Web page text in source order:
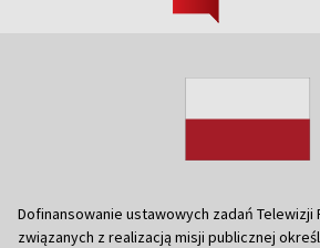
Dofinansowanie ustawowych zadań Telewizji
związanych z realizacją misji publicznej